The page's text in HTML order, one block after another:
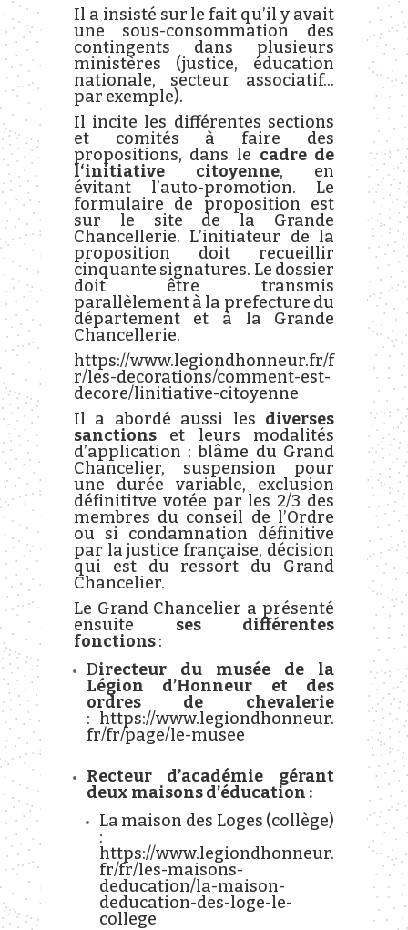
Il a insisté sur le fait qu’il y avait
une sous-consommation des
contingents dans plusieurs
ministères (justice, éducation
nationale, secteur associatif…
par exemple).
Il incite les différentes sections
et comités à faire des
propositions, dans le cadre de
l‘initiative citoyenne, en
évitant l’auto-promotion. Le
formulaire de proposition est
sur le site de la Grande
Chancellerie. L’initiateur de la
proposition doit recueillir
cinquante signatures. Le dossier
doit être transmis
parallèlement à la prefecture du
département et à la Grande
Chancellerie.
https://www.legiondhonneur.fr/f
r/les-decorations/comment-est-
decore/linitiative-citoyenne
Il a abordé aussi les diverses
sanctionset leurs modalités
d’application : blâme du Grand
Chancelier, suspension pour
une durée variable, exclusion
définititve votée par les 2/3 des
membres du conseil de l’Ordre
ou si condamnation définitive
par la justice française, décision
qui est du ressort du Grand
Chancelier.
Le Grand Chancelier a présenté
ensuite ses différentes
fonctions:
Directeur du musée de la
Légion d’Honneur et des
ordres de chevalerie
: https://www.legiondhonneur.
fr/fr/page/le-musee
Recteur d’académie gérant
deux maisons d’éducation :
La maison des Loges (collège)
:
https://www.legiondhonneur.
fr/fr/les-maisons-
deducation/la-maison-
deducation-des-loge-le-
college